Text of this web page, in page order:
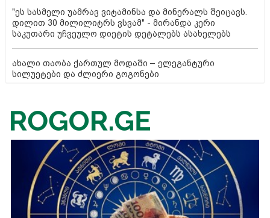
"ეს სასმელი უამრავ ვიტამინსა და მინერალს შეიცავს.
დილით 30 მილილიტრს ვსვამ" - მირანდა კერი
საკუთარი უჩვეულო დიეტის დეტალებს ასახელებს
ახალი თაობა ქართულ მოდაში – ელეგანტური
სილუეტები და ძლიერი გოგონები